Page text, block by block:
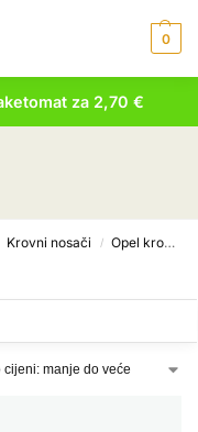
0
za 2,70 €
Krovni nosači / Opel krovni nosači